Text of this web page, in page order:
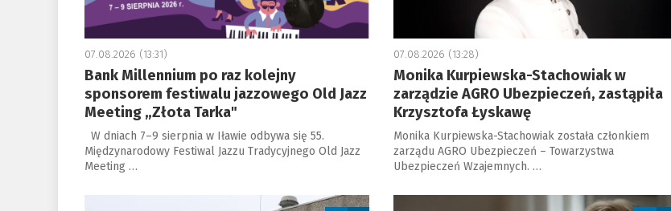
07.08.2026 (13:31)
Bank Millennium po raz kolejny
sponsorem festiwalu jazzowego Old Jazz
Meeting „Złota Tarka"
W dniach 7–9 sierpnia w Iławie odbywa się 55.
Międzynarodowy Festiwal Jazzu Tradycyjnego Old Jazz
Meeting …
07.08.2026 (13:28)
Monika Kurpiewska-Stachowiak w
zarządzie AGRO Ubezpieczeń, zastąpiła
Krzysztofa Łyskawę
Monika Kurpiewska-Stachowiak została członkiem
zarządu AGRO Ubezpieczeń – Towarzystwa
Ubezpieczeń Wzajemnych. …
a